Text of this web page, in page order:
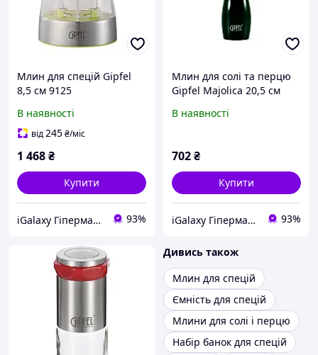
Млин для спецій Gipfel
8,5 см 9125
В наявності
від245₴/міс
1 468₴
Купити
iGalaxy Гіпермаркет подарунків 93%
Млин для солі та перцю
Gipfel Majolica 20,5 см
В наявності
702₴
Купити
iGalaxy Гіпермаркет подарунків 93%
Дивись також
Млин для спецій
Ємність для спецій
Млини для солі і перцю
Набір банок для спецій